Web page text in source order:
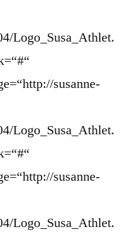
Logo_Susa_Athlet.
susanne-
Logo_Susa_Athlet.
susanne-
Logo_Susa_Athlet.